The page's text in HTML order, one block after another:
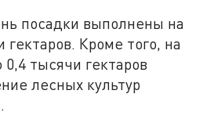
посадки выполнены на
Кроме того, на
тысячи гектаров
лесных культур